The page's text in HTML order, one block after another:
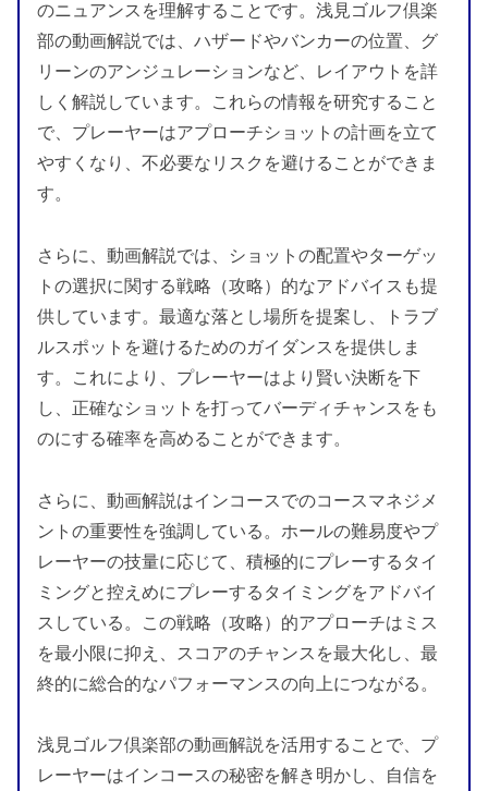
のニュアンスを理解することです。浅見ゴルフ倶楽
部の動画解説では、ハザードやバンカーの位置、グ
リーンのアンジュレーションなど、レイアウトを詳
しく解説しています。これらの情報を研究すること
で、プレーヤーはアプローチショットの計画を立て
やすくなり、不必要なリスクを避けることができま
す。
さらに、動画解説では、ショットの配置やターゲッ
トの選択に関する戦略（攻略）的なアドバイスも提
供しています。最適な落とし場所を提案し、トラブ
ルスポットを避けるためのガイダンスを提供しま
す。これにより、プレーヤーはより賢い決断を下
し、正確なショットを打ってバーディチャンスをも
のにする確率を高めることができます。
さらに、動画解説はインコースでのコースマネジメ
ントの重要性を強調している。ホールの難易度やプ
レーヤーの技量に応じて、積極的にプレーするタイ
ミングと控えめにプレーするタイミングをアドバイ
スしている。この戦略（攻略）的アプローチはミス
を最小限に抑え、スコアのチャンスを最大化し、最
終的に総合的なパフォーマンスの向上につながる。
浅見ゴルフ倶楽部の動画解説を活用することで、プ
レーヤーはインコースの秘密を解き明かし、自信を